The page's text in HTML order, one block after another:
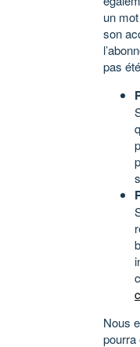
un
son
pas
Nous
pourra